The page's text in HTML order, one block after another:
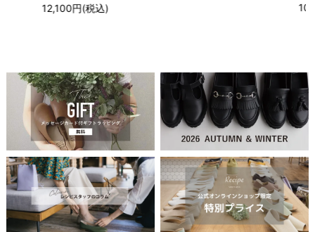
12,100円(税込)
10,780円